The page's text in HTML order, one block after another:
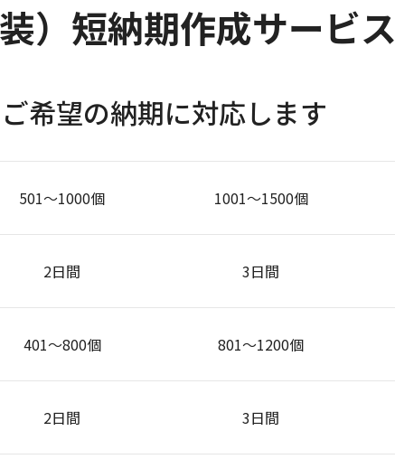
）短納期作成サービス
希望の納期に対応します
501～1000個 1001～1500個
2日間 3日間
401～800個 801～1200個
2日間 3日間